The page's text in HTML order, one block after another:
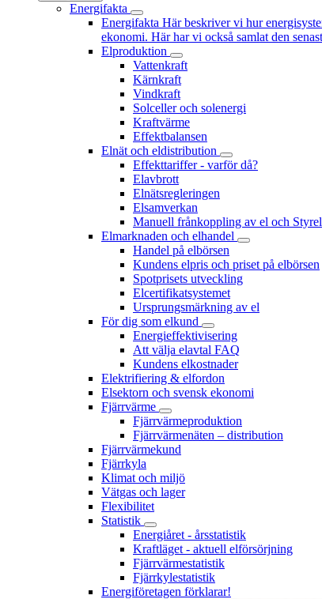
Energifakta
Energifakta Här beskriver vi hur
ekonomi. Här har vi också samlat den
Elproduktion
Vattenkraft
Kärnkraft
Vindkraft
Solceller och solenergi
Kraftvärme
Effektbalansen
Elnät och eldistribution
Effekttariffer - varför då?
Elavbrott
Elnätsregleringen
Elsamverkan
Manuell frånkoppling av el och Styrel
Elmarknaden och elhandel
Handel på elbörsen
Kundens elpris och priset på elbörsen
Spotprisets utveckling
Elcertifikatsystemet
Ursprungsmärkning av el
För dig som elkund
Energieffektivisering
Att välja elavtal FAQ
Kundens elkostnader
Elektrifiering & elfordon
Elsektorn och svensk ekonomi
Fjärrvärme
Fjärrvärmeproduktion
Fjärrvärmenäten – distribution
Fjärrvärmekund
Fjärrkyla
Klimat och miljö
Vätgas och lager
Flexibilitet
Statistik
Energiåret - årsstatistik
Kraftläget - aktuell elförsörjning
Fjärrvärmestatistik
Fjärrkylestatistik
Energiföretagen förklarar!